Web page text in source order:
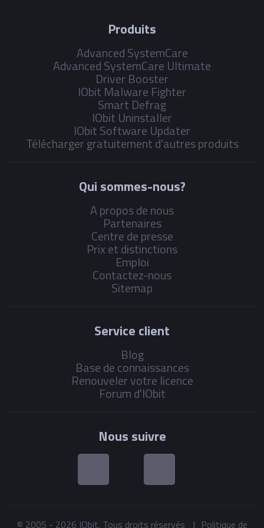
Produits
Advanced SystemCare
Advanced SystemCare Ultimate
Driver Booster
IObit Malware Fighter
Smart Defrag
IObit Uninstaller
IObit Software Updater
Télécharger gratuitement d’autres produits
Qui sommes-nous?
A propos de nous
Partenaires
Centre de presse
Prix et distinctions
Emploi
Contactez-nous
Sitemap
Service client
Blog
Base de connaissances
Renouveler votre licence
Forum d'IObit
Nous suivre
© 2005 - 2026 IObit. Tous droits réservés | Politique de